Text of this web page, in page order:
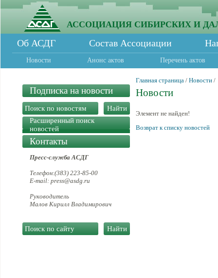
АССОЦИАЦИЯ СИБИРСКИХ И
Об АСДГ Состав Ассоциации
Новости Анонс актов Перечень актов
Подписка на новости
Расширенный поиск
новостей
Контакты
Пресс-служба АСДГ
Телефон:(383) 223-85-00
E-mail: press@asdg.ru
Руководитель
Малов Кирилл Владимирович
Главная страница / Новости /
Новости
Элемент не найден!
Возврат к списку новостей